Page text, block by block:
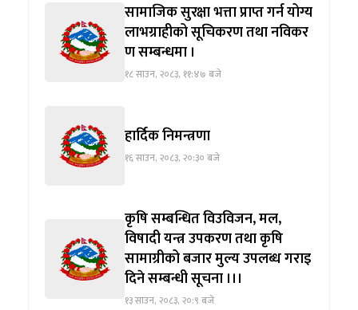
सामाजिक सुरक्षा भत्ता प्राप्त गर्न योग्य
लाभग्राहीको सूचिकरण तथा नविकर
ण सम्बन्धमा ।
१८ साउन, २०८३, ११:४७ बजे
हार्दिक निमन्त्रणा
१६ साउन, २०८३, २०:३० बजे
कृषि सम्बन्धित विउविजन, मल,
विषादी यन्त्र उपकरण तथा कृषि
सामाग्रीको बजार मुल्य उपलब्ध गराइ
दिने सम्बन्धी सूचना ।।।
१३ साउन, २०८३, २०:९ बजे